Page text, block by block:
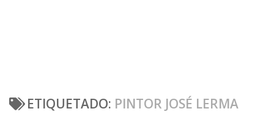
ETIQUETADO: PINTOR JOSÉ LERMA